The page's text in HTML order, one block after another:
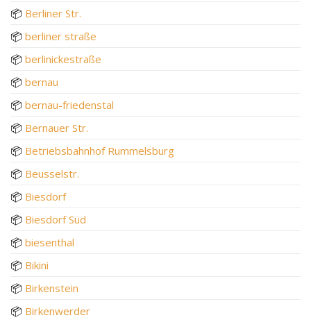
📦 Berliner Str.
📦 berliner straße
📦 berlinickestraße
📦 bernau
📦 bernau-friedenstal
📦 Bernauer Str.
📦 Betriebsbahnhof Rummelsburg
📦 Beusselstr.
📦 Biesdorf
📦 Biesdorf Süd
📦 biesenthal
📦 Bikini
📦 Birkenstein
📦 Birkenwerder